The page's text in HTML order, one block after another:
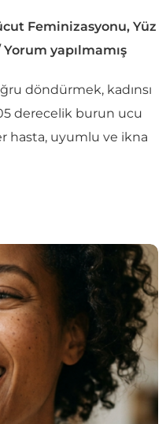
Feminizasyonu, Yüz
Yorum yapılmamış
döndürmek, kadınsı
derecelik burun ucu
hasta, uyumlu ve ikna